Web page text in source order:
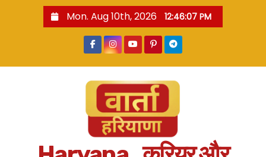
Mon. Aug 10th, 2026 12:46:08 PM